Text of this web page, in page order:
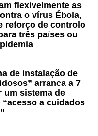
flexivelmente as
o vírus Ébola,
reforço de controlo
três países ou
de instalação de
arranca a 7
um sistema de
a cuidados